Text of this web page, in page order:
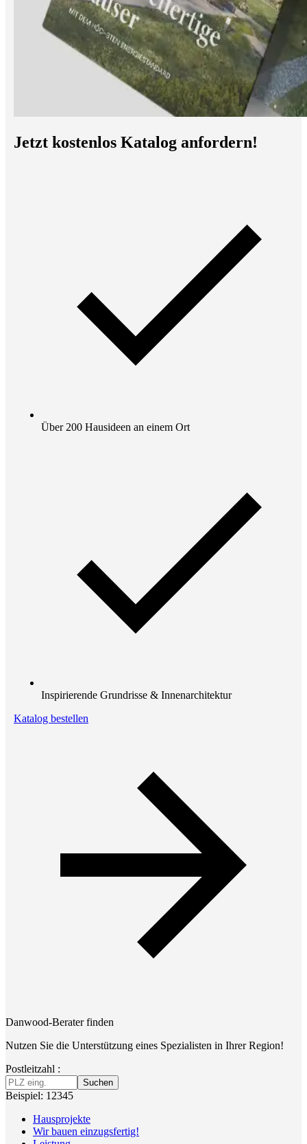
Jetzt kostenlos Katalog anfordern!
Über 200 Hausideen an einem Ort
Inspirierende Grundrisse & Innenarchitektur
Katalog bestellen
Danwood-Berater finden
Nutzen Sie die Unterstützung eines Spezialisten in Ihrer Region!
Postleitzahl :
Suchen
Beispiel: 12345
Hausprojekte
Wir bauen einzugsfertig!